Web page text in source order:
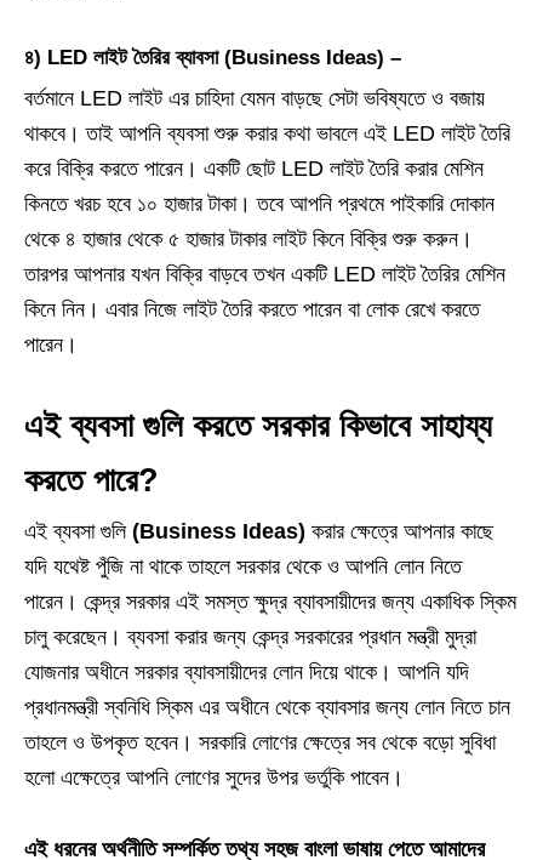
৪) LED লাইট তৈরির ব্যাবসা (Business Ideas) –
বর্তমানে LED লাইট এর চাহিদা যেমন বাড়ছে সেটা ভবিষ্যতে ও বজায়
থাকবে। তাই আপনি ব্যবসা শুরু করার কথা ভাবলে এই LED লাইট তৈরি
করে বিক্রি করতে পারেন। একটি ছোট LED লাইট তৈরি করার মেশিন
কিনতে খরচ হবে ১০ হাজার টাকা। তবে আপনি প্রথমে পাইকারি দোকান
থেকে ৪ হাজার থেকে ৫ হাজার টাকার লাইট কিনে বিক্রি শুরু করুন।
তারপর আপনার যখন বিক্রি বাড়বে তখন একটি LED লাইট তৈরির মেশিন
কিনে নিন। এবার নিজে লাইট তৈরি করতে পারেন বা লোক রেখে করতে
পারেন।
এই ব্যবসা গুলি করতে সরকার কিভাবে সাহায্য
করতে পারে?
এই ব্যবসা গুলি (Business Ideas) করার ক্ষেত্রে আপনার কাছে
যদি যথেষ্ট পুঁজি না থাকে তাহলে সরকার থেকে ও আপনি লোন নিতে
পারেন। কেন্দ্র সরকার এই সমস্ত ক্ষুদ্র ব্যাবসায়ীদের জন্য একাধিক স্কিম
চালু করেছেন। ব্যবসা করার জন্য কেন্দ্র সরকারের প্রধান মন্ত্রী মুদ্রা
যোজনার অধীনে সরকার ব্যাবসায়ীদের লোন দিয়ে থাকে। আপনি যদি
প্রধানমন্ত্রী স্বনিধি স্কিম এর অধীনে থেকে ব্যাবসার জন্য লোন নিতে চান
তাহলে ও উপকৃত হবেন। সরকারি লোণের ক্ষেত্রে সব থেকে বড়ো সুবিধা
হলো এক্ষেত্রে আপনি লোণের সুদের উপর ভর্তুকি পাবেন।
এই ধরনের অর্থনীতি সম্পর্কিত তথ্য সহজ বাংলা ভাষায় পেতে আমাদের